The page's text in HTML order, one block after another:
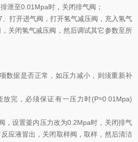
泄至0.01Mpa时，关闭排气阀；
打开进气阀，打开氢气减压阀，充入氢气
关闭氢气减压阀，然后调试其它参数至所
数据是否正常，如压力减小，则须重新补
完，必须保证有一压力时(P≈0.01Mpa)
，设置釜内压力改为0.2Mpa时，关闭排气
应液冒出，关闭取样阀，取样，然后清洁